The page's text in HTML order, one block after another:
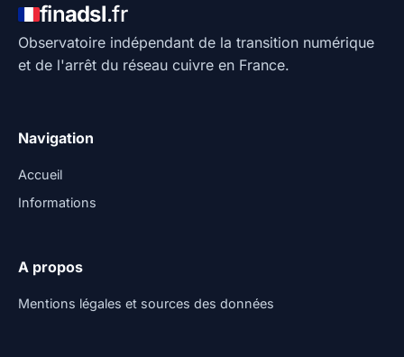
finadsl.fr
Observatoire indépendant de la transition numérique
et de l'arrêt du réseau cuivre en France.
Navigation
Accueil
Informations
A propos
Mentions légales et sources des données